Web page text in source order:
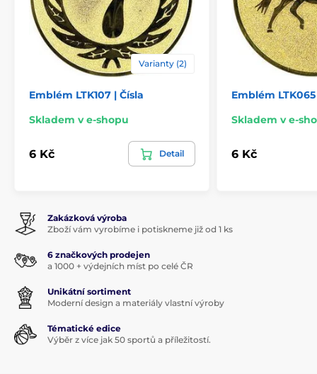
Varianty (2)
Emblém LTK107 | Čísla
Skladem v e-shopu
6 Kč Detail
Emblém
Skladem v e-
6 Kč
Zakázková výroba
Zboží vám vyrobíme i potiskneme již od 1 ks
6 značkových prodejen
a 1000 + výdejních míst po celé ČR
Unikátní sortiment
Moderní design a materiály vlastní výroby
Tématické edice
Výběr z více jak 50 sportů a příležitostí.